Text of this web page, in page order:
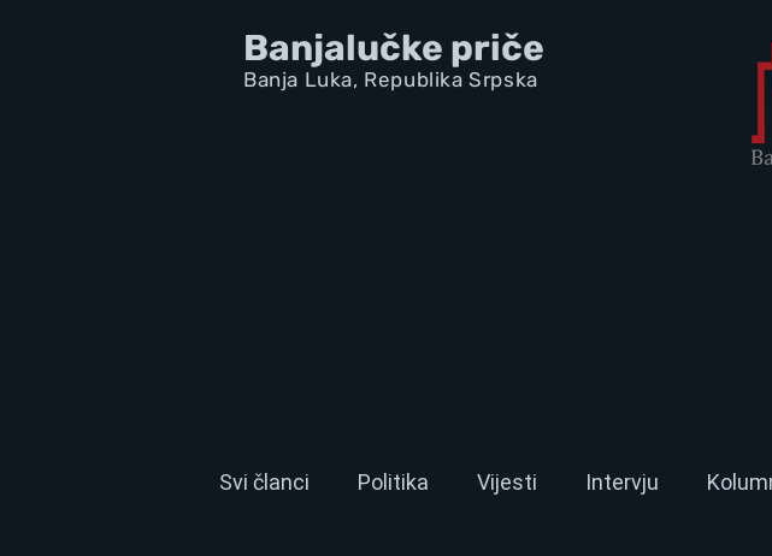
Banjalučke priče
Banja Luka, Republika Srpska
Svi članci Politika Vijesti Intervju